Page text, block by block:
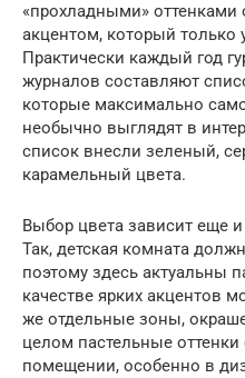
«прохладными» оттенками
акцентом, который только
Практически каждый год
журналов составляют
которые максимально
необычно выглядят в
список внесли зеленый,
карамельный цвета.
Выбор цвета зависит еще
Так, детская комната
поэтому здесь актуальны
качестве ярких акцентов
же отдельные зоны,
целом пастельные
помещении, особенно в